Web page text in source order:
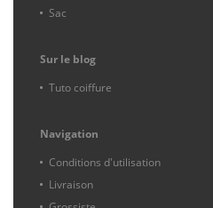
Sac
Sur le blog
Tuto coiffure
Navigation
Conditions d'utilisation
Livraison